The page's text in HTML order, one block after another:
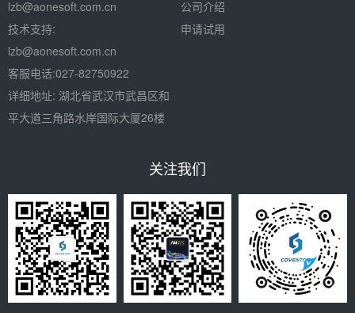
lzb@aonesoft.com.cn
技术支持:
lzb@aonesoft.com.cn
客服电话:027-82750922
详细地址: 湖北省武汉市武昌区和
平大道三角路水岸国际大厦26楼
公司介绍
申请试用
关注我们